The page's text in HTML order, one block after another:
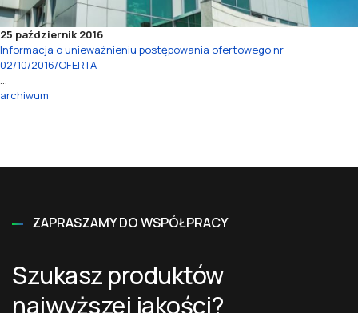
25 październik 2016
Informacja o unieważnieniu postępowania ofertowego nr
02/10/2016/OFERTA
...
archiwum
ZAPRASZAMY DO WSPÓŁPRACY
Szukasz produktów
najwyższej jakości?